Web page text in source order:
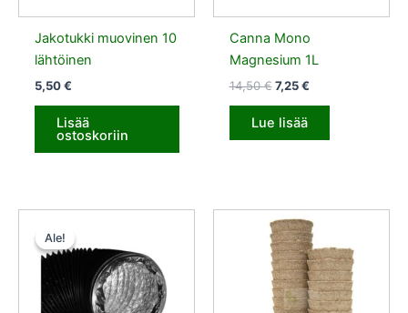
Jakotukki muovinen 10
lähtöinen
5,50€
Lisää
ostoskoriin
Canna Mono
Magnesium 1L
14,50€ 7,25€
Lue lisää
Ale!
Ale!
oli:
25,50 €.24,22 €.